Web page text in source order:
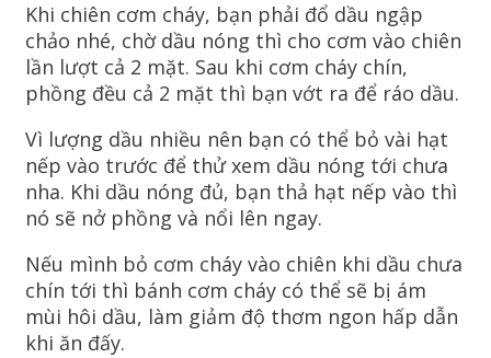
Khi chiên cơm cháy, bạn phải đổ dầu ngập
chảo nhé, chờ dầu nóng thì cho cơm vào chiên
lần lượt cả 2 mặt. Sau khi cơm cháy chín,
phồng đều cả 2 mặt thì bạn vớt ra để ráo dầu.
Vì lượng dầu nhiều nên bạn có thể bỏ vài hạt
nếp vào trước để thử xem dầu nóng tới chưa
nha. Khi dầu nóng đủ, bạn thả hạt nếp vào thì
nó sẽ nở phồng và nổi lên ngay.
Nếu mình bỏ cơm cháy vào chiên khi dầu chưa
chín tới thì bánh cơm cháy có thể sẽ bị ám
mùi hôi dầu, làm giảm độ thơm ngon hấp dẫn
khi ăn đấy.